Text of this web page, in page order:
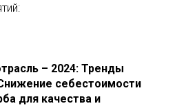
– 2024: Тренды
себестоимости
для качества и